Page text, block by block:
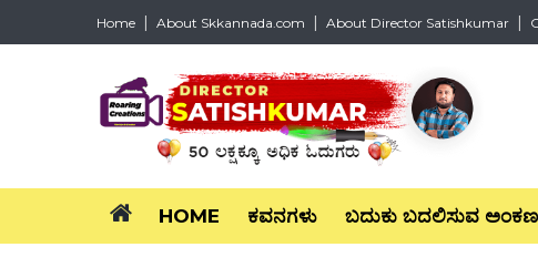
Home About Skkannada.com About Director Satishkumar
HOME ಕವನಗಳು ಬದುಕು ಬದಲಿಸುವ